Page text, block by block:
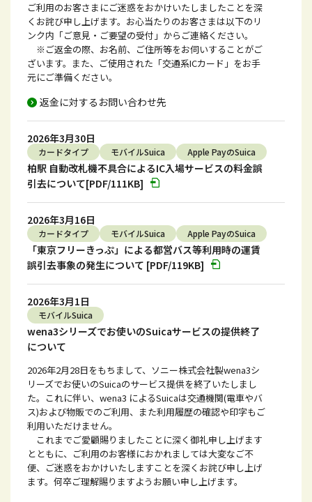
ご利用のお客さまにご迷惑をおかけいたしましたことを深
くお詫び申し上げます。お心当たりのお客さまは以下のリ
ンク内「ご意見・ご要望の受付」からご連絡ください。
※ご返金の際、お名前、ご住所等をお伺いすることがご
ざいます。また、ご使用された「交通系ICカード」をお手
元にご準備ください。
返金に対するお問い合わせ先
2026年3月30日
カードタイプ モバイルSuica Apple PayのSuica
柏駅 自動改札機不具合によるIC入場サービスの料金誤
引去について[PDF/111KB]
2026年3月16日
カードタイプ モバイルSuica Apple PayのSuica
「東京フリーきっぷ」による都営バス等利用時の運賃
誤引去事象の発生について [PDF/119KB]
2026年3月1日
モバイルSuica
wena3シリーズでお使いのSuicaサービスの提供終了
について
2026年2月28日をもちまして、ソニー株式会社製wena3シ
リーズでお使いのSuicaのサービス提供を終了いたしまし
た。これに伴い、wena3 によるSuicaは交通機関(電車やバ
ス)および物販でのご利用、また利用履歴の確認や印字もご
利用いただけません。
これまでご愛顧賜りましたことに深く御礼申し上げます
とともに、ご利用のお客様におかれましては大変なご不
便、ご迷惑をおかけいたしますことを深くお詫び申し上げ
ます。何卒ご理解賜りますようお願い申し上げます。